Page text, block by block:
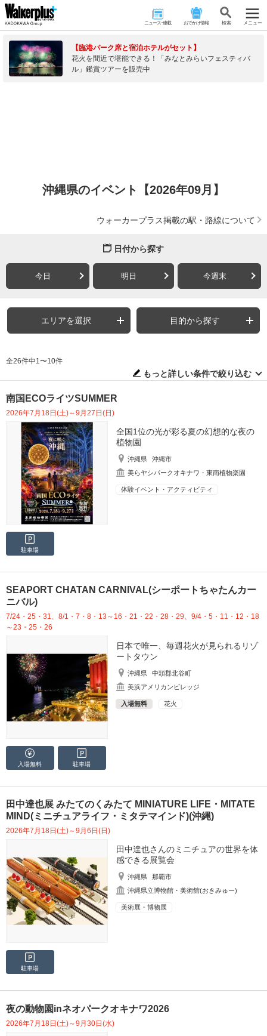
ニュース･連載 おでかけ情報 検 索 メニュー
【臨港パーク席と宿泊ホテルがセット】
花火を間近で堪能できる！「みなとみらいフェスティバ
ル」鑑賞ツアーを販売中
沖縄県のイベント【2026年09月】
ウォーカープラス掲載の駅・路線について
日付から探す
今日 明日 今週末
エリアを選択 目的から探す
全26件中1〜10件
もっと詳しい条件で絞り込む
南国ECOライツSUMMER
2026年7月18日(土)～9月27日(日)
全国1位の光が彩る夏の幻想的な夜の
植物園
沖縄県
沖縄市
美らヤシパークオキナワ・東南植物楽園
体験イベント・アクティビティ
駐車場
SEAPORT CHATAN CARNIVAL(シーポートちゃたんカー
ニバル)
7/24・25・31、8/1・7・8・13～16・21・22・28・29、9/4・5・11・12・18
～23・25・26
日本で唯一、毎週花火が見られるリゾ
ートタウン
沖縄県
中頭郡北谷町
美浜アメリカンビレッジ
入場無料 花火
入場無料 駐車場
田中達也展 みたてのくみたて MINIATURE LIFE・MITATE
MIND(ミニチュアライフ・ミタテマインド)(沖縄)
2026年7月18日(土)～9月6日(日)
田中達也さんのミニチュアの世界を体
感できる展覧会
沖縄県
那覇市
沖縄県立博物館・美術館(おきみゅー)
美術展・博物展
駐車場
夜の動物園inネオパークオキナワ2026
2026年7月18日(土)～9月30日(水)